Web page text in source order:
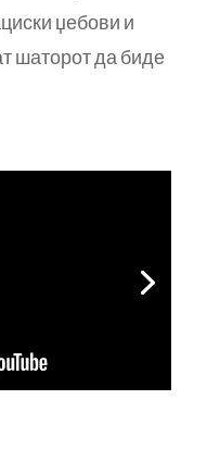
џебови и
шаторот да биде